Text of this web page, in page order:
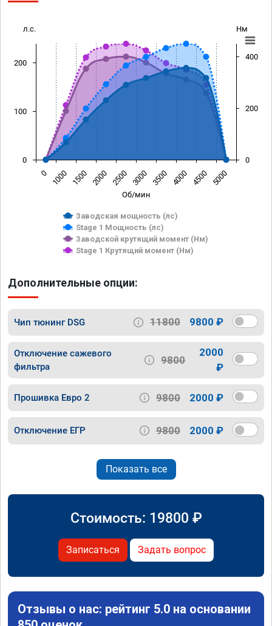
Об/мин
л.с. Нм
Заводская мощность (лс)
Stage 1 Мощность (лс)
Заводской крутящий момент (Нм)
Stage 1 Крутящий момент (Нм)
0 1000 1500 2000 2500 3000 3500 4000 4500 5000
0
100
200
0
200
400
Дополнительные опции:
Чип тюнинг DSG 11800 9800 ₽
Отключение сажевого
фильтра
9800
2000
₽
Прошивка Евро 2 9800 2000 ₽
Отключение ЕГР 9800 2000 ₽
Показать все
Стоимость: 19800 ₽
Записаться Задать вопрос
Отзывы о нас: рейтинг 5.0 на основании